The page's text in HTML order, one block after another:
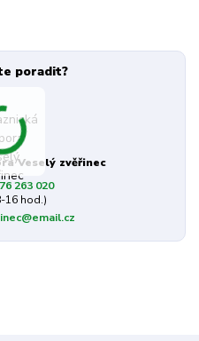
poradit?
Veselý zvěřinec
263 020
16 hod.)